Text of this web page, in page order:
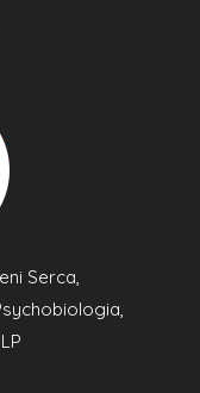
Serca,